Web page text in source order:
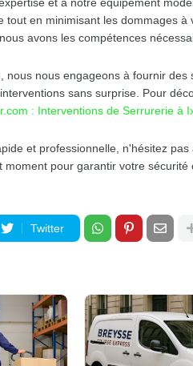
tout en minimisant les dommages
avons les compétences
nous nous engageons à fournir
sans surprise. Pour
: Interventions de Serrurerie à
et professionnelle, n'hésitez
moment pour garantir votre sécurité
Twitter